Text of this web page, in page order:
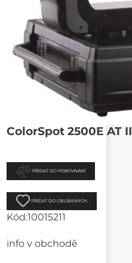
ColorSpot 2500E AT II
PŘIDAT DO POROVNÁNÍ
PŘIDAT DO OBLÍBENÝCH
Kód:10015211
info v obchodě